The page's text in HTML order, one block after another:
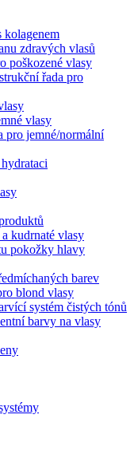
kolagenem
zdravých vlasů
poškozené vlasy
řada pro
vlasy
pro jemné/normální
kudrnaté vlasy
pokožky hlavy
barev
blond vlasy
systém čistých tónů
barvy na vlasy